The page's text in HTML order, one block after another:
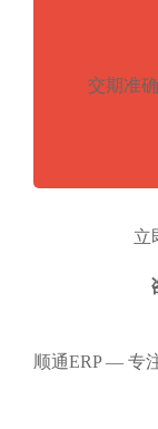
交期准
立
顺通ERP — 专